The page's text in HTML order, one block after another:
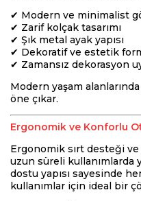
✔ Modern ve minimalist
✔ Zarif kolçak tasarımı
✔ Şık metal ayak yapısı
✔ Dekoratif ve estetik
✔ Zamansız dekorasyon
Modern yaşam
öne çıkar.
Ergonomik ve Konforlu
Ergonomik sırt desteği
uzun süreli kullanımlarda
dostu yapısı sayesinde
kullanımlar için ideal bir